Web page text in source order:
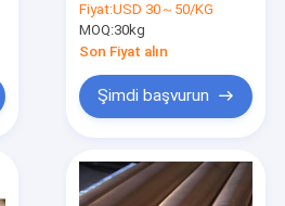
Bakır Bar
Fiyat:USD 30～50/KG
MOQ:30kg
Son Fiyat alın
Şimdi başvurun